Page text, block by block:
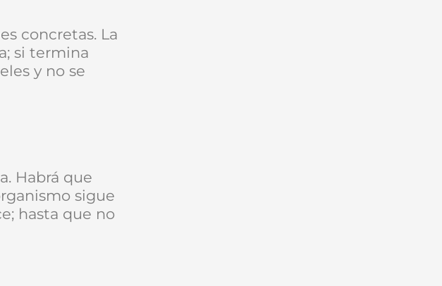
concretas. La
si termina
y no se
Habrá que
sigue
hasta que no